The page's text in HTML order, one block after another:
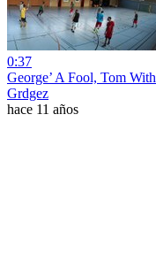
0:37
George’ A Fool, Tom
Grdgez
hace 11 años